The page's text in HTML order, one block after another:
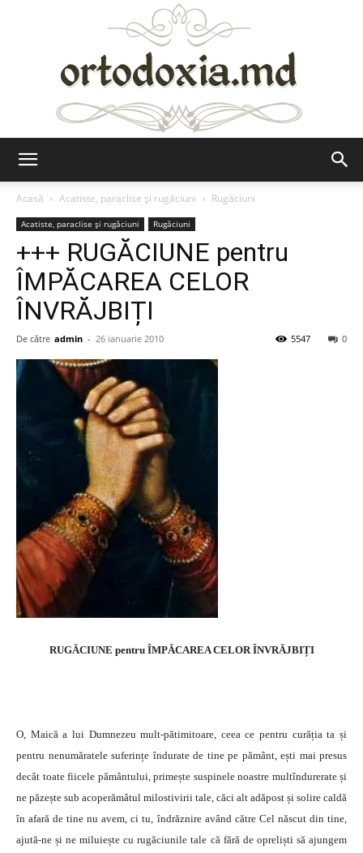
Acasă
Acatiste, paraclise și rugăciuni Rugăciuni
Acatiste, paraclise și rugăciuni Rugăciuni
+++ RUGĂCIUNE pentru
ÎMPĂCAREA CELOR
ÎNVRĂJBIȚI
De către admin - 26 ianuarie 2010 0
5547
RUGĂCIUNE pentru ÎMPĂCAREA CELOR ÎNVRĂJBIȚI
O, Maică a lui Dumnezeu mult-pătimitoare, ceea ce pentru curăția ta și
pentru nenumăratele suferințe îndurate de tine pe pământ, ești mai presus
decât toate fiicele pământului, primește suspinele noastre multîndurerate și
ne păzește sub acoperămâtul milostivirii tale, căci alt adăpost și solire caldă
în afară de tine nu avem, ci tu, îndrăznire având către Cel născut din tine,
ajută-ne și ne miluiește cu rugăciunile tale că fără de opreliști să ajungem